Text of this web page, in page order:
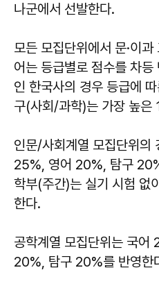
나군에서 선발한다.
모든 모집단위에서 문·이
어는 등급별로 점수를 차
인 한국사의 경우 등급에
구(사회/과학)는 가장 높은
인문/사회계열 모집단위
25%, 영어 20%, 탐구
학부(주간)는 실기 시험 없
한다.
공학계열 모집단위는 국
20%, 탐구 20%를 반영한